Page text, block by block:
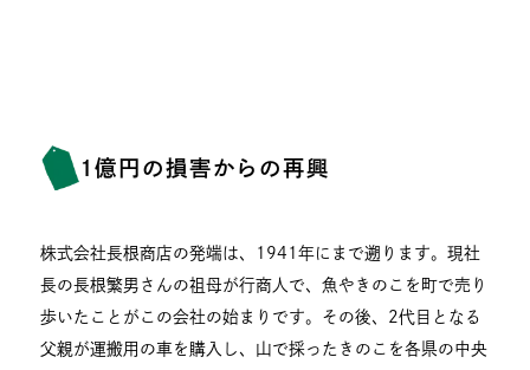
1億円の損害からの再興
株式会社長根商店の発端は、1941年にまで遡ります。現社
長の長根繁男さんの祖母が行商人で、魚やきのこを町で売り
歩いたことがこの会社の始まりです。その後、2代目となる
父親が運搬用の車を購入し、山で採ったきのこを各県の中央